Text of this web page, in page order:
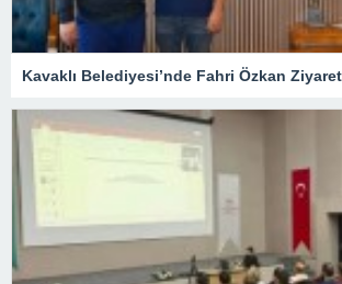
Kavaklı Belediyesi’nde Fahri Özkan